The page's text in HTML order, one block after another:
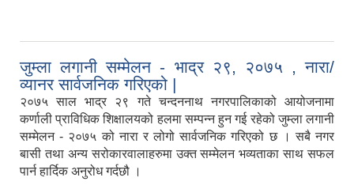
जुम्ला लगानी सम्मेलन - भाद्र २९, २०७५ , नारा/
व्यानर सार्वजनिक गरिएको |
२०७५ साल भाद्र २९ गते चन्दननाथ नगरपालिकाको आयोजनामा
कर्णाली प्राविधिक शिक्षालयको हलमा सम्पन्न हुन गई रहेको जुम्ला लगानी
सम्मेलन - २०७५ को नारा र लोगो सार्वजनिक गरिएको छ । सबै नगर
बासी तथा अन्य सरोकारवालाहरुमा उक्त सम्मेलन भव्यताका साथ सफल
पार्न हार्दिक अनुरोध गर्दछौ ।